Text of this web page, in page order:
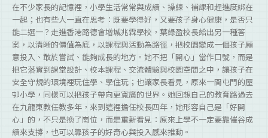
在不少家長的記憶裡，小學生活常常與成績、操練、補課和趕進度綁在
一起；也有些人一直在思考：既要學得好，又要孩子身心健康，是否只
能二選一？走進香港路德會增城兆霖學校，葉綠盈校長給出另一種答
案，以清晰的價值為底，以課程與活動為路徑，把校園變成一個孩子願
意投入、敢於嘗試、能夠成長的地方。她不把「開心」當作口號，而是
把它落實到課堂設計、校本課程、交流體驗與校園空間之中，讓孩子在
安全守規的環境裡玩住學、學住玩；也讓家長看見，原來一間屯門的屋
邨小學，同樣可以把孩子帶向更寬廣的世界。她回想自己的教育路過去
在九龍東教任教多年，來到這裡擔任校長四年，她形容自己是「好開
心」的，不只是換了崗位，而是重新看見：原來上學不一定要靠催谷成
績來支撐，也可以靠孩子的好奇心與投入感來推動。